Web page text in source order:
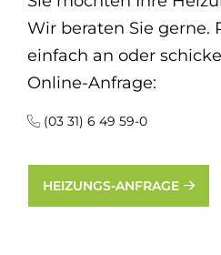
Wir beraten Sie gerne.
einfach an oder
Online-Anfrage:
(03 31) 6 49 59-0
HEIZUNGS-ANFRAGE